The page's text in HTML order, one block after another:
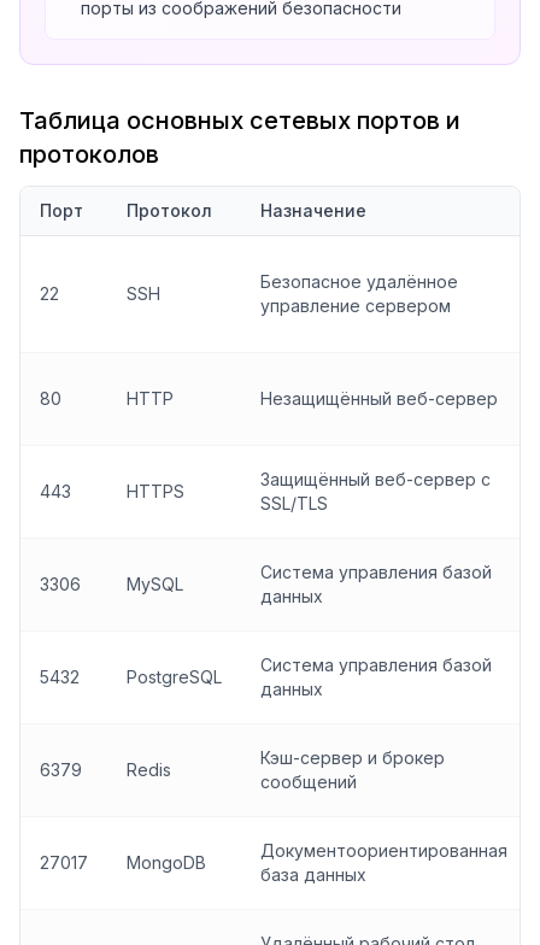
порты из соображений безопасности
Таблица основных сетевых портов и
протоколов
Порт Протокол Назначение
22 SSH
Безопасное удалённое
управление сервером
80 HTTP Незащищённый веб-сервер
443 HTTPS
Защищённый веб-сервер с
SSL/TLS
3306 MySQL
Система управления базой
данных
5432 PostgreSQL
Система управления базой
данных
6379 Redis
Кэш-сервер и брокер
сообщений
27017 MongoDB
Документоориентированная
база данных